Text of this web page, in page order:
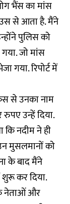
भैंस का मांस
से आता है. मैंने
पुलिस को
जो मांस
गया. रिपोर्ट में
से उनका नाम
उन्हें दिया.
नदीम ने ही
मुसलमानों को
के बाद मैंने
कर दिया.
नेताओं और